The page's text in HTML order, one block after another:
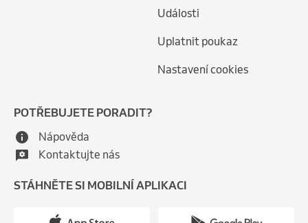
Události
Uplatnit poukaz
Nastavení cookies
POTŘEBUJETE PORADIT?
Nápověda
Kontaktujte nás
STÁHNĚTE SI MOBILNÍ APLIKACI